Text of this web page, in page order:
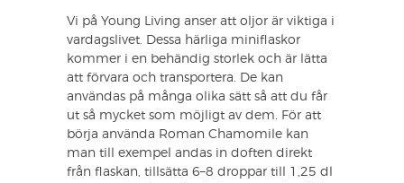
Vi på Young Living anser att oljor är viktiga i
vardagslivet. Dessa härliga miniflaskor
kommer i en behändig storlek och är lätta
att förvara och transportera. De kan
användas på många olika sätt så att du får
ut så mycket som möjligt av dem. För att
börja använda Roman Chamomile kan
man till exempel andas in doften direkt
från flaskan, tillsätta 6–8 droppar till 1,25 dl